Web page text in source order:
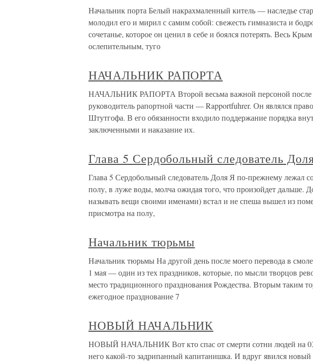
Начальник порта Белый накрахмаленный китель — наследье
молодил его и мирил с самим собой: свежесть гимназиста и
сочетанье, которое он ценил в себе и боялся потерять. Весь
ослепительным, туго
НАЧАЛЬНИК РАПОРТА
НАЧАЛЬНИК РАПОРТА Второй весьма важной персоной после
руководитель рапортной части — Rapportfuhrer. Он являлся
Штутгофа. В его обязанности входило поддержание порядка
заключенными и наказание их.
Глава 5 Сердобольный следователь
Глава 5 Сердобольный следователь Доля Я по-прежнему лежал
полу, в луже воды, молча ожидая того, что произойдет дальше.
называть вещи своими именами) встал и не спеша вышел из
присмотра на полу,
Начальник тюрьмы
Начальник тюрьмы На другой день после моего перевода в
1 мая — один из тех праздников, которые, по мысли творцов
место традиционного празднования Рождества. Вторым таким
ежегодное празднование 7
НОВЫЙ НАЧАЛЬНИК
НОВЫЙ НАЧАЛЬНИК Вот кто спас от смерти сотни людей на
него какой-то задрипанный капитанишка. И вдруг явился